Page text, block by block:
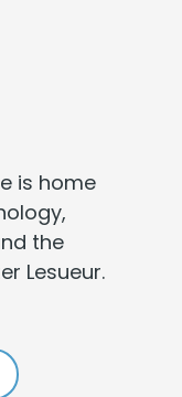
is home
the
Lesueur.